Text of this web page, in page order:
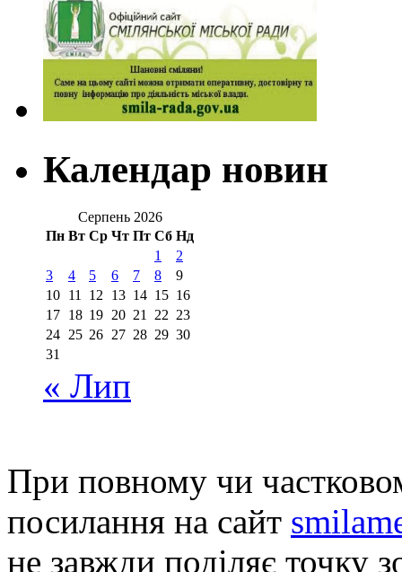
Календар новин
Серпень 2026
Пн Вт Ср Чт Пт Сб Нд
1
2
3
4 5 6 7 8
9
10 11 12 13 14 15 16
17 18 19 20 21 22 23
24 25 26 27 28 29 30
31
« Лип
При повному чи
посилання на сайт
не завжди поділяє точку